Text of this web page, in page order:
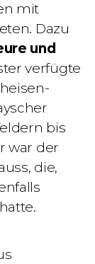
mit
Dazu
und
verfügte
bis
war der
die,